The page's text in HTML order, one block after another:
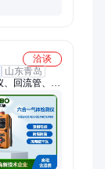
洽谈
山东青岛
、回流管、防
微波炉、测
测油仪、真